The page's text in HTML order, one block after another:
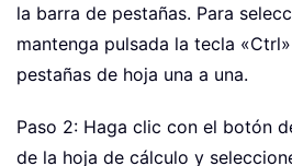
la barra de pestañas. Para
mantenga pulsada la tecla
pestañas de hoja una a una.
Paso 2: Haga clic con el botón
de la hoja de cálculo y